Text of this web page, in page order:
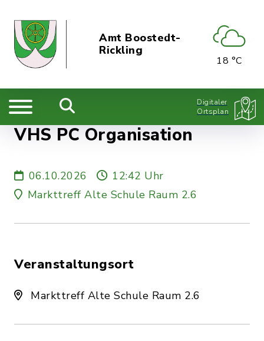
Amt Boostedt-
Rickling
18 °C
Digitaler
Ortsplan
VHS PC Organisation
06.10.2026
12:42 Uhr
Markttreff Alte Schule Raum 2.6
Veranstaltungsort
Markttreff Alte Schule Raum 2.6